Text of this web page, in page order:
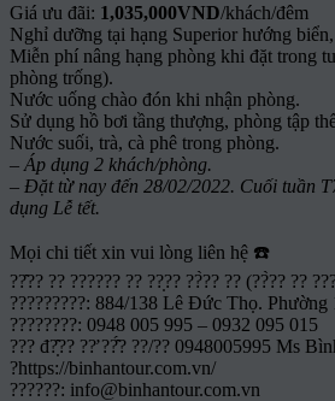
Giá ưu đãi: 1,035,000VND/khách/đêm
Nghỉ dưỡng tại hạng Superior hướng
Miễn phí nâng hạng phòng khi đặt trong
phòng trống).
Nước uống chào đón khi nhận phòng.
Sử dụng hồ bơi tầng thượng, phòng tập
Nước suối, trà, cà phê trong phòng.
– Áp dụng 2 khách/phòng.
– Đặt từ nay đến 28/02/2022. Cuối tuần
dụng Lễ tết.
Mọi chi tiết xin vui lòng liên hệ ☎️
??̂?? ?? ?????? ?? ??̣?? ??̀?? ?? (??̀?? ??
?????????: 884/138 Lê Đức Thọ.
????????: 0948 005 995 – 0932 095 015
??? đ?̣̂?? ??̛ ??̂́? ??/?? 0948005995 Ms
?https://binhantour.com.vn/
??????: info@binhantour.com.vn